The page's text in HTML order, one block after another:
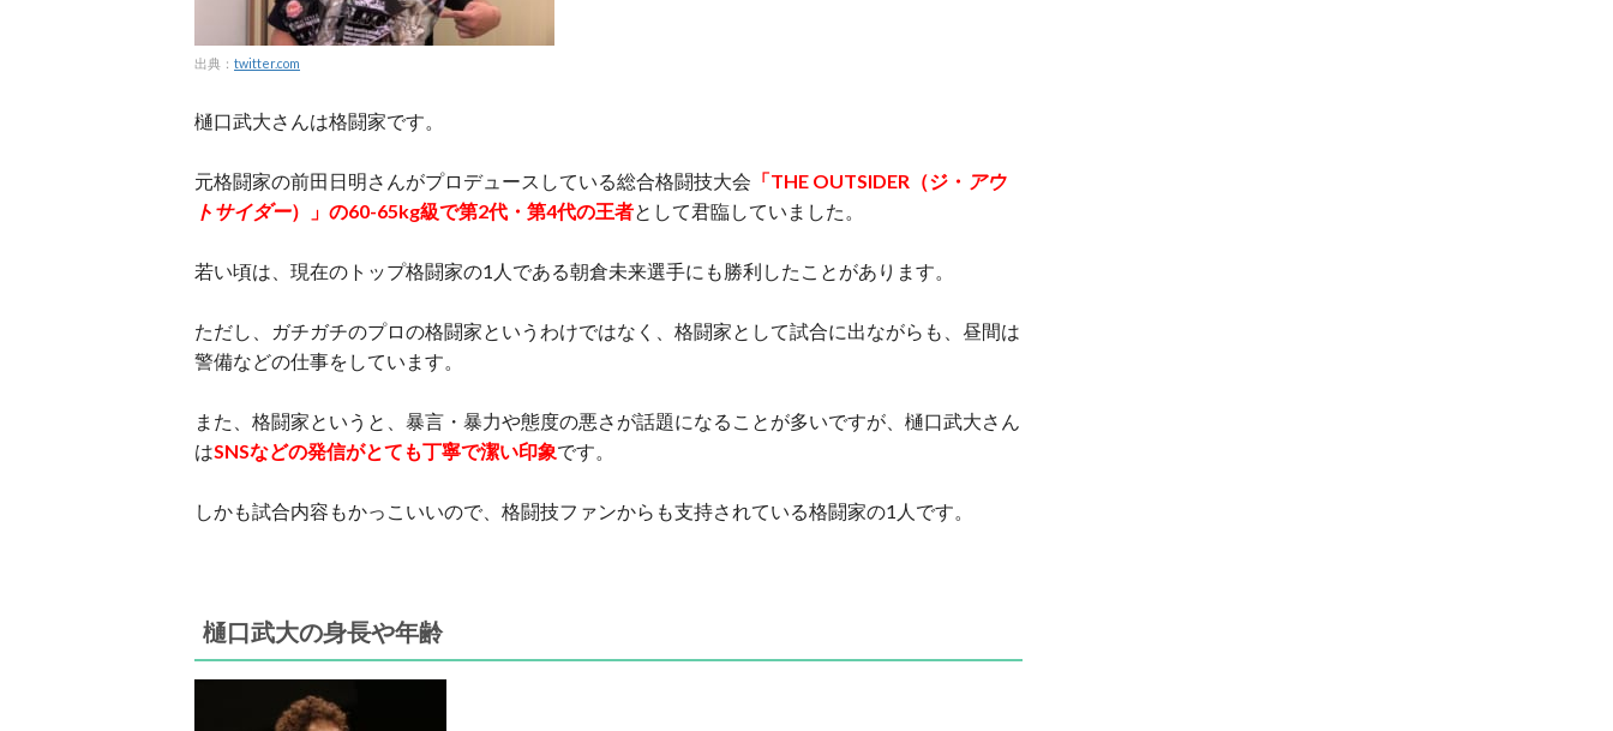
出典： twitter.com
樋口武大さんは格闘家です。
元格闘家の前田日明さんがプロデュースしている総合格闘技大会 「THE OUTSIDER（ジ・ アウ
トサイダー）」の60-65kg級で第2代・第4代の王者として君臨していました。
若い頃は、現在のトップ格闘家の1人である朝倉未来選手にも勝利したことがあります。
ただし、ガチガチのプロの格闘家というわけではなく、格闘家として試合に出ながらも、昼間は
警備などの仕事をしています。
また、格闘家というと、暴言・暴力や態度の悪さが話題になることが多いですが、樋口武大さん
はSNSなどの発信がとても丁寧で潔い印象です。
しかも試合内容もかっこいいので、格闘技ファンからも支持されている格闘家の1人です。
樋口武大の身長や年齢